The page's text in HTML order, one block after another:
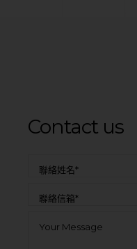
Contact us